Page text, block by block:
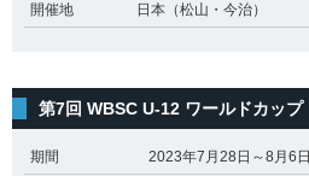
開催地
日本（松山・今治）
第7回 WBSC U-12 ワールドカップ
期間
2023年7月28日～8月6日